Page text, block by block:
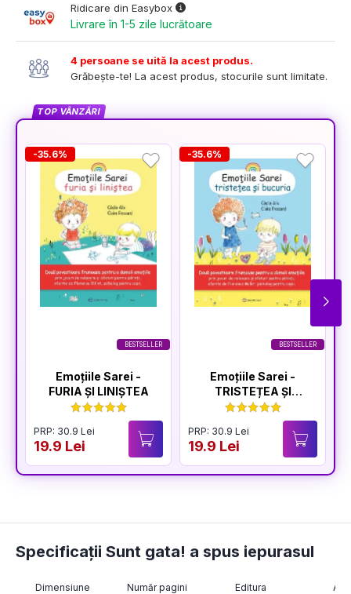
Ridicare din Easybox
Livrare în 1-5 zile lucrătoare
4 persoane se uită la acest produs.
Grăbește-te! La acest produs, stocurile sunt limitate.
TOP VÂNZĂRI
BESTSELLER
-35.6%
Emoțiile Sarei -
FURIA ȘI LINIȘTEA
PRP: 30.9 Lei
19.9 Lei
BESTSELLER
-35.6%
Emoțiile Sarei -
TRISTEȚEA ȘI
BUCURIA
PRP: 30.9 Lei
19.9 Lei
Specificații Sunt gata! a spus iepurasul
Dimensiune Număr pagini Editura